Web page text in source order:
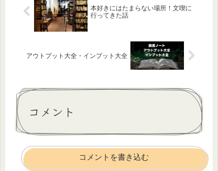
本好きにはたまらない場所！文喫に
行ってきた話
アウトプット大全・インプット大全
コメント
コメントを書き込む